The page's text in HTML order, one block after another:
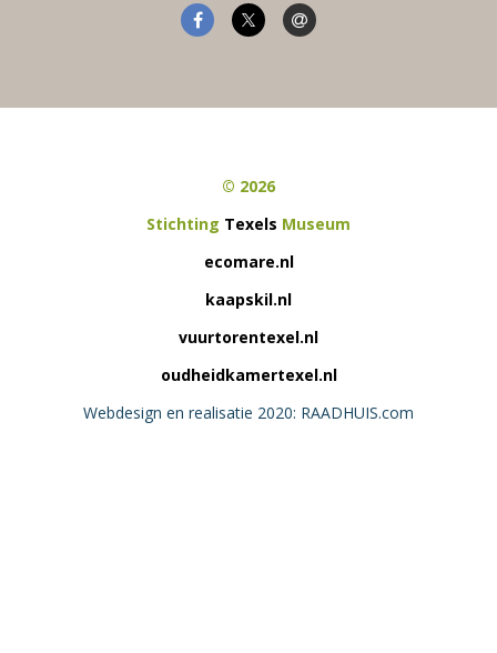
© 2026
Stichting Texels Museum
ecomare.nl
kaapskil.nl
vuurtorentexel.nl
oudheidkamertexel.nl
Webdesign en realisatie 2020: RAADHUIS.com